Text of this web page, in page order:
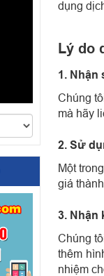
dụng
Lý do
1.
Chúng
mà hãy
2. Sử
Một
giá
3. Nhận
Chúng
thêm
nhiệm